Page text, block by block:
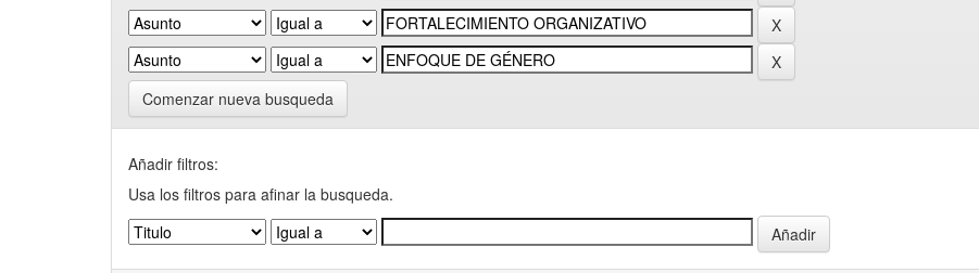
Comenzar nueva busqueda
Añadir filtros:
Usa los filtros para afinar la busqueda.